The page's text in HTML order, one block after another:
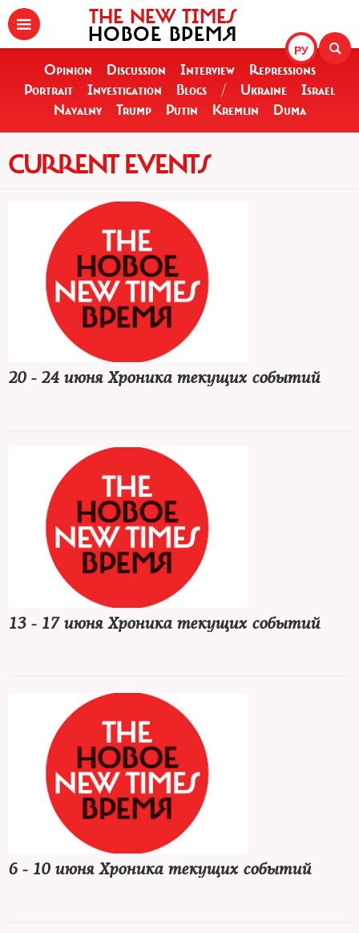
РУ
THE NEW TIMES
НОВОЕ ВРЕМЯ
Opinion Discussion Interview
Repressions
Portrait
Investigation Blogs / Ukraine
Israel
Navalny
Trump Putin Kremlin Duma
CURRENT EVENTS
20 - 24 июня Хроника текущих событий
13 - 17 июня Хроника текущих событий
6 - 10 июня Хроника текущих событий